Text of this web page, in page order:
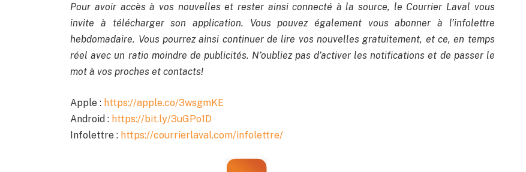
Pour avoir accès à vos nouvelles et rester ainsi connecté à la source, le Courrier Laval vous
invite à télécharger son application. Vous pouvez également vous abonner à l’infolettre
hebdomadaire. Vous pourrez ainsi continuer de lire vos nouvelles gratuitement, et ce, en temps
réel avec un ratio moindre de publicités. N’oubliez pas d’activer les notifications et de passer le
mot à vos proches et contacts!
Apple : https://apple.co/3wsgmKE
Android : https://bit.ly/3uGPo1D
Infolettre : https://courrierlaval.com/infolettre/